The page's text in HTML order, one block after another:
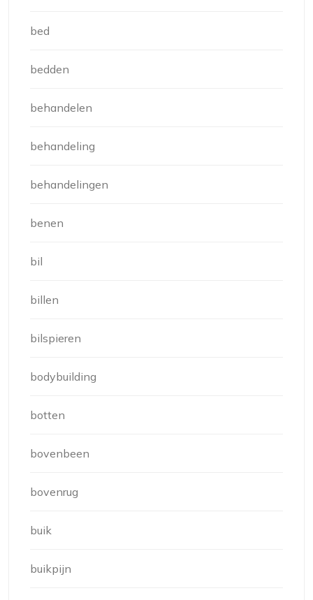
bed
bedden
behandelen
behandeling
behandelingen
benen
bil
billen
bilspieren
bodybuilding
botten
bovenbeen
bovenrug
buik
buikpijn